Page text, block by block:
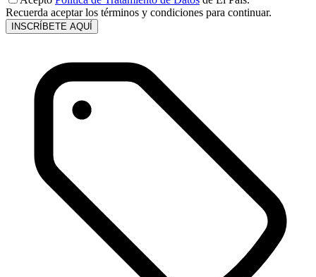
Recuerda aceptar los términos y condiciones para continuar.
INSCRÍBETE AQUÍ